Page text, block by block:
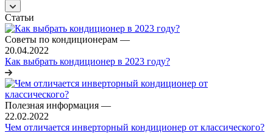
Статьи
Советы по кондиционерам —
20.04.2022
Как выбрать кондиционер в 2023 году?
Полезная информация —
22.02.2022
Чем отличается инверторный кондиционер от классического?